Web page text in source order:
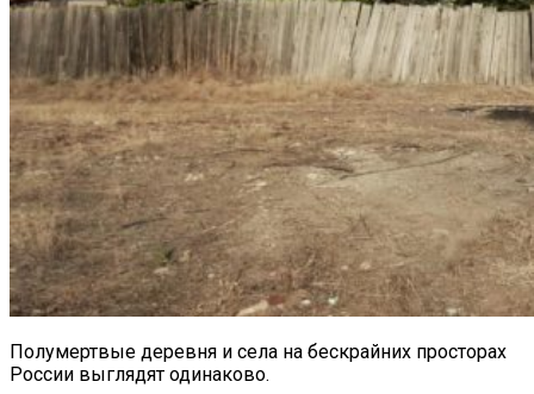
Полумертвые деревня и села на бескрайних просторах
России выглядят одинаково.